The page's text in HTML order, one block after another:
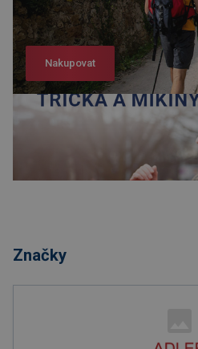
Nakupovat
Značky